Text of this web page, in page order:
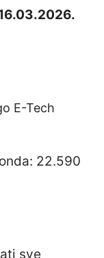
E-Tech
22.590
sve